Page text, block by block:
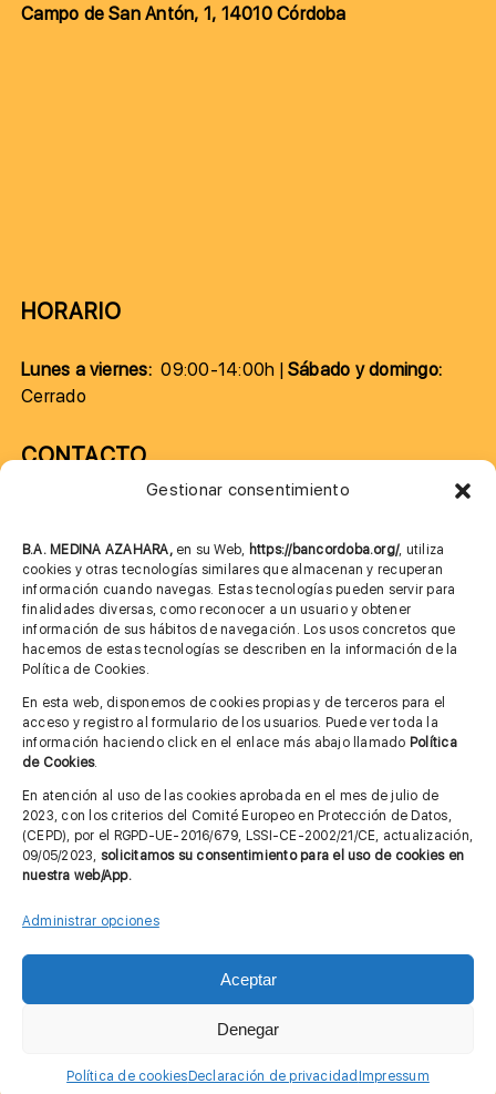
Gestionar consentimiento
B.A. MEDINA AZAHARA, en su Web, https://bancordoba.org/, utiliza
cookies y otras tecnologías similares que almacenan y recuperan
información cuando navegas. Estas tecnologías pueden servir para
finalidades diversas, como reconocer a un usuario y obtener
información de sus hábitos de navegación. Los usos concretos que
hacemos de estas tecnologías se describen en la información de la
Política de Cookies.
En esta web, disponemos de cookies propias y de terceros para el
acceso y registro al formulario de los usuarios. Puede ver toda la
información haciendo click en el enlace más abajo llamado Política
de Cookies.
En atención al uso de las cookies aprobada en el mes de julio de
2023, con los criterios del Comité Europeo en Protección de Datos,
(CEPD), por el RGPD-UE-2016/679, LSSI-CE-2002/21/CE, actualización,
09/05/2023, solicitamos su consentimiento para el uso de cookies en
nuestra web/App.
Administrar opciones
Aceptar
Denegar
Política de cookies Declaración de privacidad Impressum
Campo de San Antón, 1, 14010 Córdoba
HORARIO
Lunes a viernes:09:00-14:00h |Sábado y domingo:
Cerrado
CONTACTO
685 901 226
MÁS INFORMACIÓN
Aviso legal
Política de privacidad
Cita previa FAGA
© Copyright 2012 - 2026 |Diseño web: Taller Empresarial 2.0